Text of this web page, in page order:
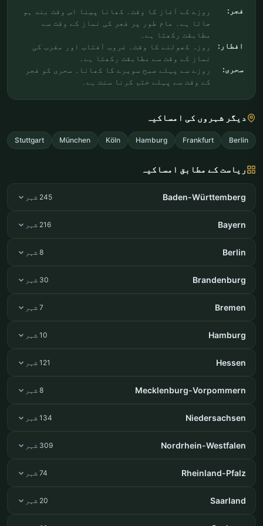
فجر:
روزے کے آغاز کا وقت۔ کھانا پینا اس وقت بند ہو
جاتا ہے۔ عام طور پر فجر کی نماز کے وقت سے
مطابقت رکھتا ہے۔
افطار:
روزہ کھولنے کا وقت۔ غروب آفتاب اور مغرب کی
نماز کے وقت سے مطابقت رکھتا ہے۔
سحری:
روزے سے پہلے صبح سویرے کا کھانا۔ سحری کو فجر
کے وقت سے پہلے ختم کرنا سنت ہے۔
دیگر شہروں کی امساکیہ
Berlin
Frankfurt
Hamburg
Köln
München
Stuttgart
ریاست کے مطابق امساکیہ
Baden-Württemberg 245 شہر
Bayern 216 شہر
Berlin 8 شہر
Brandenburg 30 شہر
Bremen 7 شہر
Hamburg 10 شہر
Hessen 121 شہر
Mecklenburg-Vorpommern 8 شہر
Niedersachsen 134 شہر
Nordrhein-Westfalen 309 شہر
Rheinland-Pfalz 74 شہر
Saarland 20 شہر